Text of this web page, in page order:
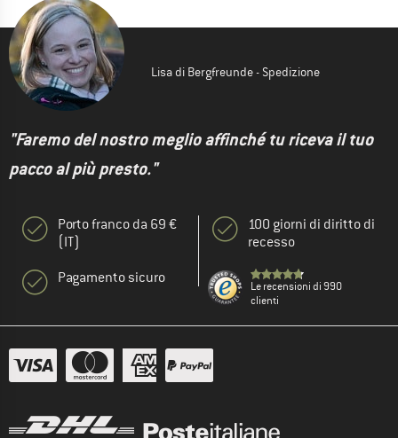
Lisa di Bergfreunde - Spedizione
"Faremo del nostro meglio affinché tu riceva il tuo
pacco al più presto."
Porto franco da 69 €
(IT)
Pagamento sicuro
100 giorni di diritto di
recesso
Le recensioni di 990
clienti